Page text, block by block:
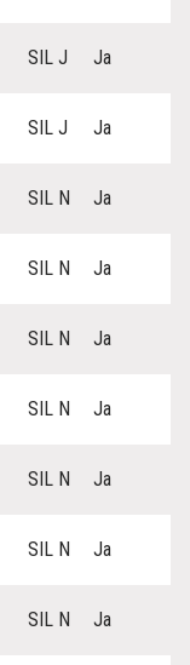
SIL J Ja
SIL J Ja
SIL N Ja
SIL N Ja
SIL N Ja
SIL N Ja
SIL N Ja
SIL N Ja
SIL N Ja